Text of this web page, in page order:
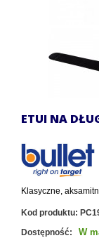
ETUI NA
Klasyczne,
Kod produktu:
Dostępność:
W